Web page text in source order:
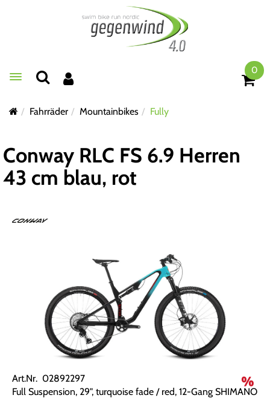
Toggle navigation
0
Fahrräder Mountainbikes Fully
Conway RLC FS 6.9 Herren
43 cm blau, rot
Art.Nr. 02892297
Full Suspension, 29", turquoise fade / red, 12-Gang SHIMANO